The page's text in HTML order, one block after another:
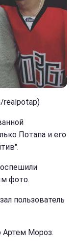
realpotap)
Потапа и его
фото.
пользователь
Артем Мороз.